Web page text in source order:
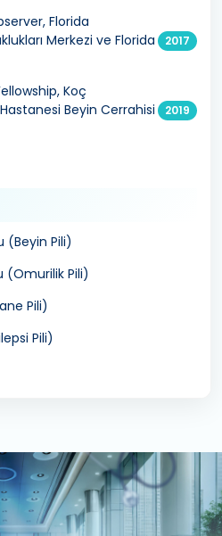
Florida
Merkezi ve Florida
2017
Koç
Beyin Cerrahisi
2019
(Beyin Pili)
(Omurilik Pili)
Pili)
Pili)